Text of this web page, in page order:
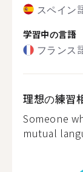
スペイン
学習中の言語
フランス
理想の練習
Someone
mutual